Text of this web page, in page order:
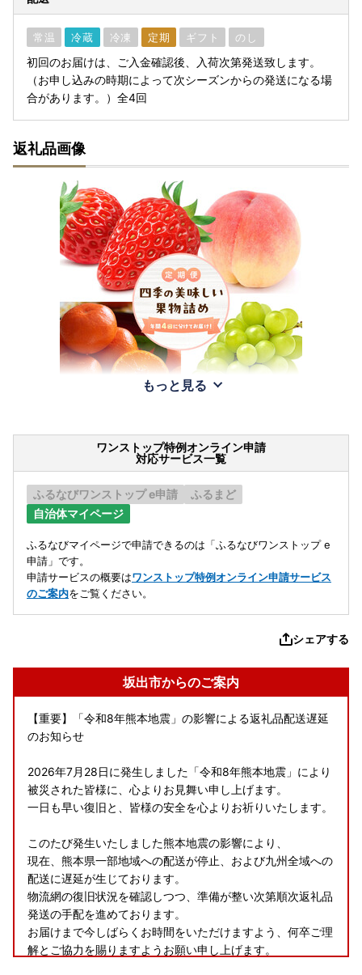
常温 冷蔵 冷凍 定期 ギフト のし
初回のお届けは、ご入金確認後、入荷次第発送致します。
（お申し込みの時期によって次シーズンからの発送になる場
合があります。）全4回
返礼品画像
もっと見る
ワンストップ特例オンライン申請
対応サービス一覧
ふるなびワンストップ e申請
ふるまど
自治体マイページ
ふるなびマイページで申請できるのは「ふるなびワンストップ e
申請」です。
申請サービスの概要はワンストップ特例オンライン申請サービス
のご案内をご覧ください。
シェアする
坂出市からのご案内
【重要】「令和8年熊本地震」の影響による返礼品配送遅延
のお知らせ
2026年7月28日に発生しました「令和8年熊本地震」により
被災された皆様に、心よりお見舞い申し上げます。
一日も早い復旧と、皆様の安全を心よりお祈りいたします。
このたび発生いたしました熊本地震の影響により、
現在、熊本県一部地域への配送が停止、および九州全域への
配送に遅延が生じております。
物流網の復旧状況を確認しつつ、準備が整い次第順次返礼品
発送の手配を進めております。
お届けまで今しばらくお時間をいただけますよう、何卒ご理
解とご協力を賜りますようお願い申し上げます。